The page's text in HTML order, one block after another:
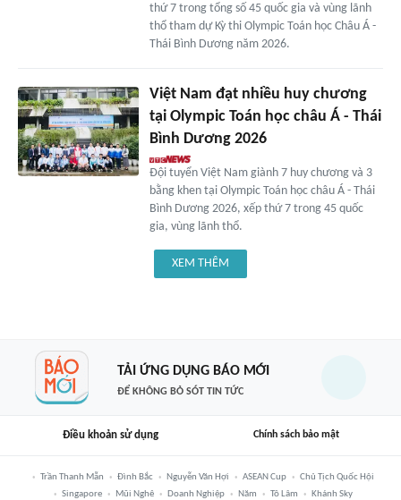
thứ 7 trong tổng số 45 quốc gia và vùng lãnh
thổ tham dự Kỳ thi Olympic Toán học Châu Á -
Thái Bình Dương năm 2026.
Việt Nam đạt nhiều huy chương
tại Olympic Toán học châu Á - Thái
Bình Dương 2026
Đội tuyển Việt Nam giành 7 huy chương và 3
bằng khen tại Olympic Toán học châu Á - Thái
Bình Dương 2026, xếp thứ 7 trong 45 quốc
gia, vùng lãnh thổ.
XEM THÊM
TẢI ỨNG DỤNG BÁO MỚI
ĐỂ KHÔNG BỎ SÓT TIN TỨC
Điều khoản sử dụng Chính sách bảo mật
Trần Thanh Mẫn Đình Bắc Nguyễn Văn Hợi ASEAN Cup
Chủ Tịch Quốc Hội
Singapore
Mũi Nghê Doanh Nghiệp Năm Tô Lâm Khánh Sky